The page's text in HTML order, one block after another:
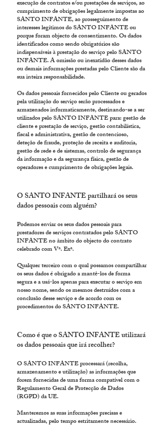
execução de contratos e/ou prestações de serviços, ao
cumprimento de obrigações legalmente impostas ao
SANTO INFANTE, ao prosseguimento de
interesses legítimos do SANTO INFANTE ou
porque foram objecto de consentimento. Os dados
identificados como sendo obrigatórios são
indispensáveis à prestação do serviço pelo SANTO
INFANTE. A omissão ou inexatidão desses dados
ou demais informações prestadas pelo Cliente são da
sua inteira responsabilidade.
Os dados pessoais fornecidos pelo Cliente ou gerados
pela utilização do serviço serão processados e
armazenados informaticamente, destinando-se a ser
utilizados pelo SANTO INFANTE para: gestão de
cliente e prestação de serviço, gestão contabilística,
fiscal e administrativa, gestão de contencioso,
deteção de fraude, proteção de receita e auditoria,
gestão de rede e de sistemas, controlo de segurança
da informação e da segurança física, gestão de
operadores e cumprimento de obrigações legais.
O SANTO INFANTE partilhará os seus
dados pessoais com alguém?
Podemos enviar os seus dados pessoais para
prestadores de serviços contratados pelo SANTO
INFANTE no âmbito do objecto do contrato
celebrado com Vª. Exª.
Qualquer terceiro com o qual possamos compartilhar
os seus dados é obrigado a mantê-los de forma
segura e a usá-los apenas para executar o serviço em
nosso nome, sendo os mesmos destruídos com a
conclusão desse serviço e de acordo com os
procedimentos doSANTO INFANTE.
Como é que o SANTO INFANTE utilizará
os dados pessoais que irá recolher?
O SANTO INFANTE processará (recolha,
armazenamento e utilização) as informações que
forem fornecidas de uma forma compatível com o
Regulamento Geral de Protecção de Dados
(RGPD) da UE.
Manteremos as suas informações precisas e
actualizadas, pelo tempo estritamente necessário.